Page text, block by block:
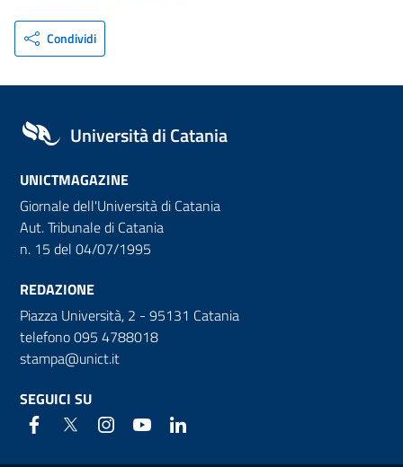
Condividi
Università di Catania
UNICTMAGAZINE
Giornale dell'Università di Catania
Aut. Tribunale di Catania
n. 15 del 04/07/1995
REDAZIONE
Piazza Università, 2 - 95131 Catania
telefono 095 4788018
stampa@unict.it
SEGUICI SU